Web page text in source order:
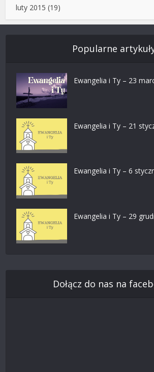
luty 2015 (19)
Popularne
Ewangelia i Ty – 23
Ewangelia i Ty – 21
Ewangelia i Ty – 6
Ewangelia i Ty – 29
Dołącz do nas na